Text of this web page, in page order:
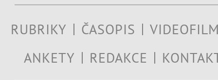
RUBRIKY ČASOPIS
ANKETY
REDAKCE